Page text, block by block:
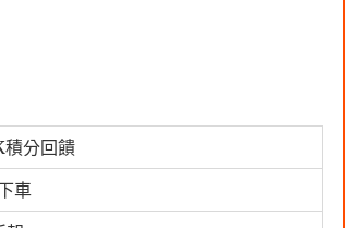
分回饋
車